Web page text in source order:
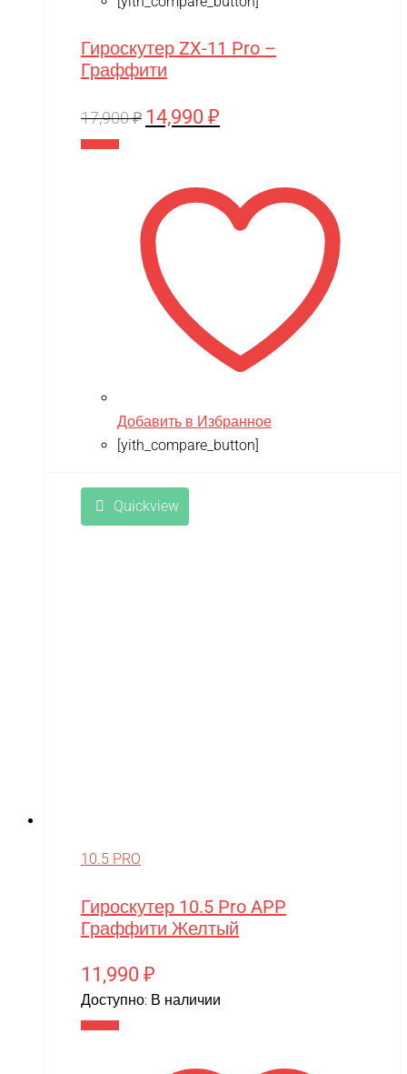
Гироскутер ZX-11 Pro –
Граффити
17,900₽ Первоначальная
17,900 ₽.
14,990 ₽
Добавить в Избранное
[yith_compare_button]
Quickview
10.5 PRO
Гироскутер 10.5 Pro APP
Граффити Желтый
11,990 ₽
Доступно: В наличии